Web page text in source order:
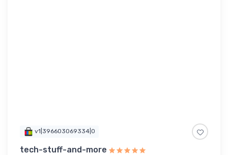
v1|396603069334|0
tech-stuff-and-more